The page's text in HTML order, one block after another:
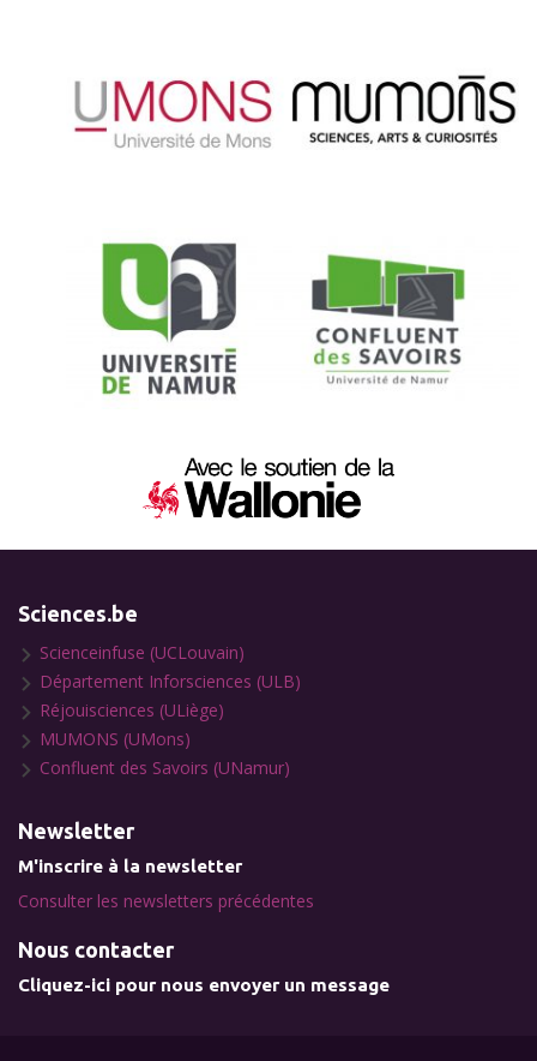
Sciences.be
Scienceinfuse (UCLouvain)
Département Inforsciences (ULB)
Réjouisciences (ULiège)
MUMONS (UMons)
Confluent des Savoirs (UNamur)
Newsletter
M'inscrire à la newsletter
Consulter les newsletters précédentes
Nous contacter
Cliquez-ici pour nous envoyer un message